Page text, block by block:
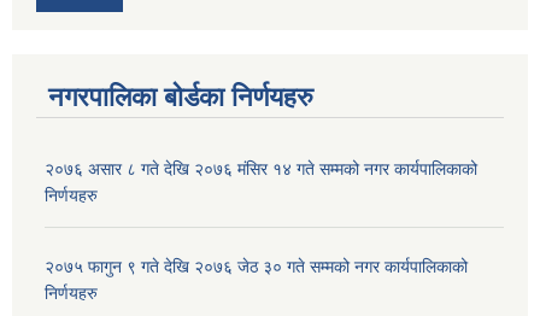
नगरपालिका बोर्डका निर्णयहरु
२०७६ असार ८ गते देखि २०७६ मंसिर १४ गते सम्मको नगर कार्यपालिकाको
निर्णयहरु
२०७५ फागुन ९ गते देखि २०७६ जेठ ३० गते सम्मको नगर कार्यपालिकाको
निर्णयहरु